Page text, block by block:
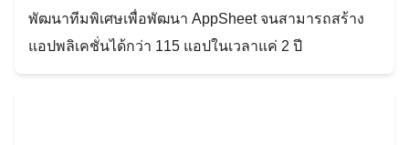
พัฒนาทีมพิเศษเพื่อพัฒนา AppSheet จนสามารถสร้าง
แอปพลิเคชั่นได้กว่า 115 แอปในเวลาแค่ 2 ปี